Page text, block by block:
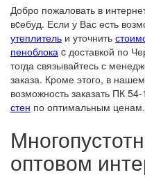
Добро пожаловать в
вcебуд. Если у Вас есть
утеплитель и уточнить
пеноблока c доставкой по
тогда связывайтесь с
заказа. Кроме этого, в
возможность заказать ПК
стен по оптимальным
оптовом